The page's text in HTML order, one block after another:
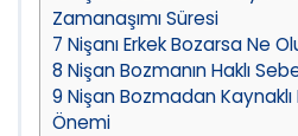
Zamanaşımı Süresi
7 Nişanı Erkek Bozarsa Ne
8 Nişan Bozmanın Haklı
9 Nişan Bozmadan
Önemi